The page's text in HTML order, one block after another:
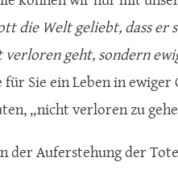
die Welt geliebt, dass er
geht, sondern
Sie ein Leben in ewiger
„nicht verloren zu
der Auferstehung der